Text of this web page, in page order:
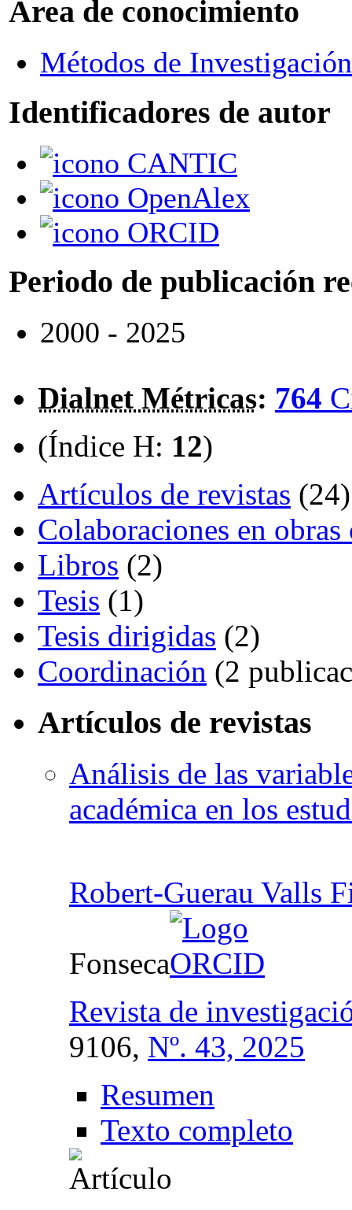
Área de conocimiento
Métodos de
Identificadores de autor
CANTIC
OpenAlex
ORCID
Periodo de publicación
2000 - 2025
Dialnet Métricas: 764
(Índice H: 12)
Artículos de revistas (24)
Colaboraciones en
Libros (2)
Tesis (1)
Tesis dirigidas (2)
Coordinación (2
Artículos de revistas
Análisis de las
académica en los
Robert-Guerau Valls
Fonseca
Revista de
9106, Nº. 43, 2025
Resumen
Texto completo